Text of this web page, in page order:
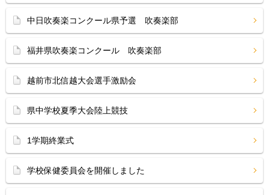
中日吹奏楽コンクール県予選 吹奏楽部
福井県吹奏楽コンクール 吹奏楽部
越前市北信越大会選手激励会
県中学校夏季大会陸上競技
1学期終業式
学校保健委員会を開催しました